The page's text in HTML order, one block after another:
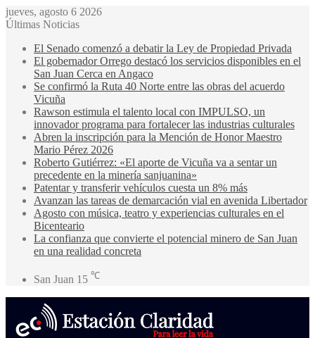
jueves, agosto 6 2026
Últimas Noticias
El Senado comenzó a debatir la Ley de Propiedad Privada
El gobernador Orrego destacó los servicios disponibles en el
San Juan Cerca en Angaco
Se confirmó la Ruta 40 Norte entre las obras del acuerdo
Vicuña
Rawson estimula el talento local con IMPULSO, un
innovador programa para fortalecer las industrias culturales
Abren la inscripción para la Mención de Honor Maestro
Mario Pérez 2026
Roberto Gutiérrez: «El aporte de Vicuña va a sentar un
precedente en la minería sanjuanina»
Patentar y transferir vehículos cuesta un 8% más
Avanzan las tareas de demarcación vial en avenida Libertador
Agosto con música, teatro y experiencias culturales en el
Bicenteario
La confianza que convierte el potencial minero de San Juan
en una realidad concreta
San Juan 15 ℃